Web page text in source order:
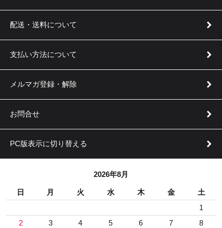
配送・送料について
支払い方法について
メルマガ登録・解除
お問合せ
PC版表示に切り替える
2026年8月
日 月 火 水 木 金
土
1
2
3 4 5 6 7
8